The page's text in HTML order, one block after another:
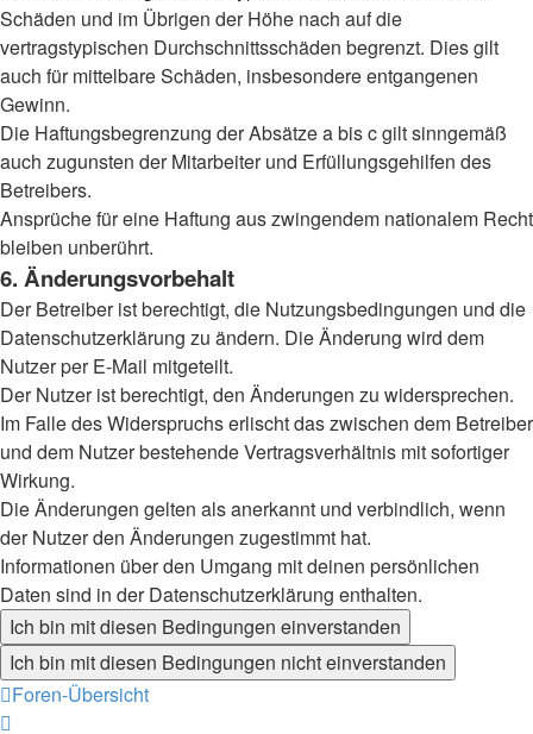
Schäden und im Übrigen der Höhe nach auf die
vertragstypischen Durchschnittsschäden begrenzt. Dies gilt
auch für mittelbare Schäden, insbesondere entgangenen
Gewinn.
Die Haftungsbegrenzung der Absätze a bis c gilt sinngemäß
auch zugunsten der Mitarbeiter und Erfüllungsgehilfen des
Betreibers.
Ansprüche für eine Haftung aus zwingendem nationalem Recht
bleiben unberührt.
6. Änderungsvorbehalt
Der Betreiber ist berechtigt, die Nutzungsbedingungen und die
Datenschutzerklärung zu ändern. Die Änderung wird dem
Nutzer per E-Mail mitgeteilt.
Der Nutzer ist berechtigt, den Änderungen zu widersprechen.
Im Falle des Widerspruchs erlischt das zwischen dem Betreiber
und dem Nutzer bestehende Vertragsverhältnis mit sofortiger
Wirkung.
Die Änderungen gelten als anerkannt und verbindlich, wenn
der Nutzer den Änderungen zugestimmt hat.
Informationen über den Umgang mit deinen persönlichen
Daten sind in der Datenschutzerklärung enthalten.
Foren-Übersicht